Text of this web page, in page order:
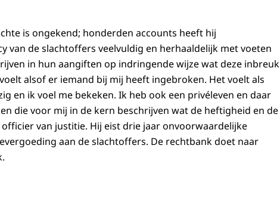
is ongekend; honderden accounts heeft hij
van de slachtoffers veelvuldig en herhaaldelijk met voeten
in hun aangiften op indringende wijze wat deze inbreuk
alsof er iemand bij mij heeft ingebroken. Het voelt als
en ik voel me bekeken. Ik heb ook een privéleven en daar
die voor mij in de kern beschrijven wat de heftigheid en de
officier van justitie. Hij eist drie jaar onvoorwaardelijke
aan de slachtoffers. De rechtbank doet naar